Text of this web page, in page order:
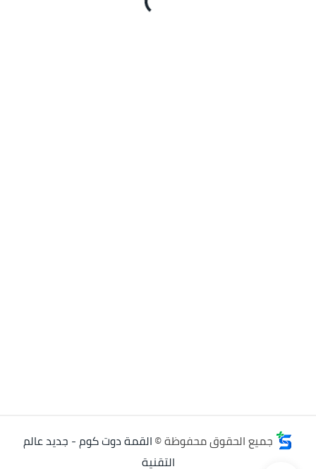
جميع الحقوق محفوظة ©القمة دوت كوم - جديد عالم
التقنية